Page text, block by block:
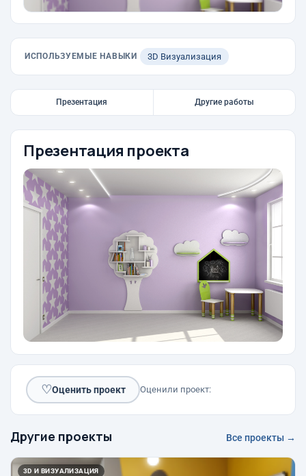
ИСПОЛЬЗУЕМЫЕ НАВЫКИ 3D Визуализация
Презентация Другие работы
Презентация проекта
♡Оценить проект Оценили проект:
Другие проекты Все проекты →
3D И ВИЗУАЛИЗАЦИЯ